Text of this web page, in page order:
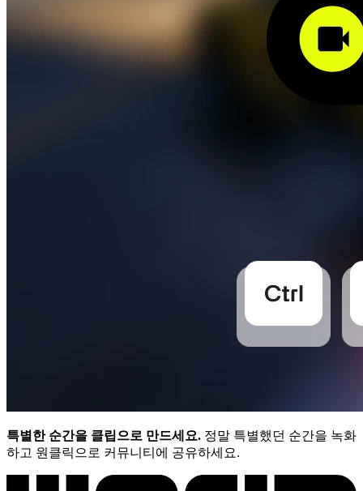
특별한 순간을 클립으로 만드세요. 정말 특별했던 순간을 녹화
하고 원클릭으로 커뮤니티에 공유하세요.